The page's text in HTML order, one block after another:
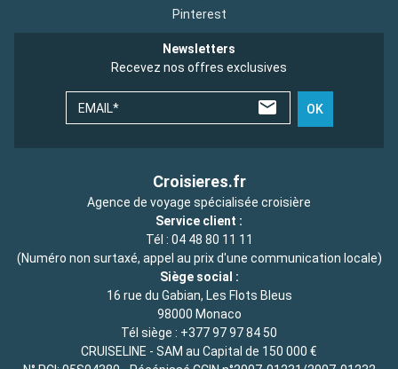
Pinterest
Newsletters
Recevez nos offres exclusives
EMAIL* OK
Croisieres.fr
Agence de voyage spécialisée croisière
Service client :
Tél : 04 48 80 11 11
(Numéro non surtaxé, appel au prix d'une communication locale)
Siège social :
16 rue du Gabian, Les Flots Bleus
98000 Monaco
Tél siège : +377 97 97 84 50
CRUISELINE - SAM au Capital de 150 000 €